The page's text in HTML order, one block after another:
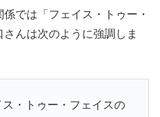
では「フェイス・トゥー・
んは次のように強調しま
・トゥー・フェイスの